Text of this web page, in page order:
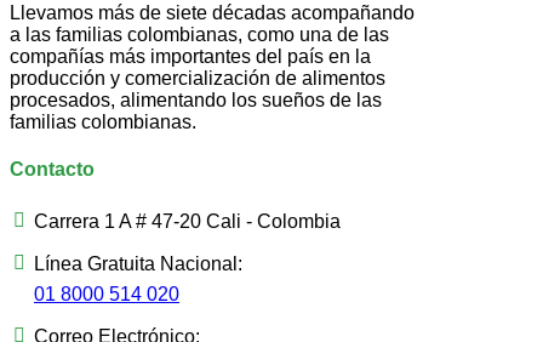
Llevamos más de siete décadas acompañando
a las familias colombianas, como una de las
compañías más importantes del país en la
producción y comercialización de alimentos
procesados, alimentando los sueños de las
familias colombianas.
Contacto
Carrera 1 A # 47-20 Cali - Colombia
Línea Gratuita Nacional:
01 8000 514 020
Correo Electrónico: